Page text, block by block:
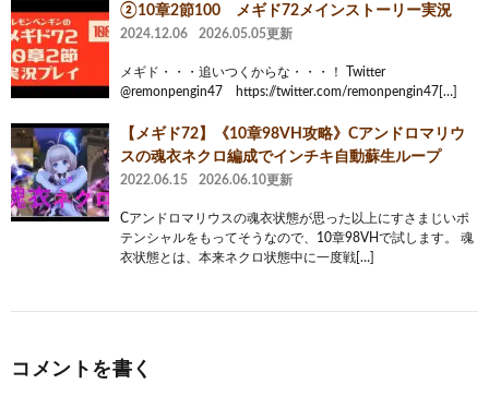
②10章2節100 メギド72メインストーリー実況
2024.12.06 2026.05.05更新
メギド・・・追いつくからな・・・！ Twitter
@remonpengin47 https://twitter.com/remonpengin47[…]
【メギド72】《10章98VH攻略》Cアンドロマリウ
スの魂衣ネクロ編成でインチキ自動蘇生ループ
2022.06.15 2026.06.10更新
Cアンドロマリウスの魂衣状態が思った以上にすさまじいポ
テンシャルをもってそうなので、10章98VHで試します。 魂
衣状態とは、本来ネクロ状態中に一度戦[…]
コメントを書く